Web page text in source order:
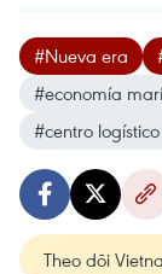
#Nueva era
#economía
#centro
Theo dõi